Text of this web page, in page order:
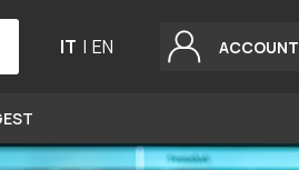
IT | EN ACCOUNT